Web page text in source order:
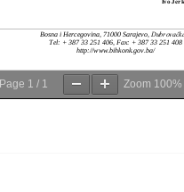
Page 1 / 1 Zoom 100%